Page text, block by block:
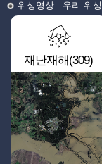
위성영상...우리 위
재난재해(309)